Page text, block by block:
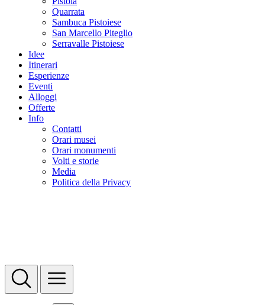
Quarrata
Sambuca Pistoiese
San Marcello Piteglio
Serravalle Pistoiese
Idee
Itinerari
Esperienze
Eventi
Alloggi
Offerte
Info
Contatti
Orari musei
Orari monumenti
Volti e storie
Media
Politica della Privacy